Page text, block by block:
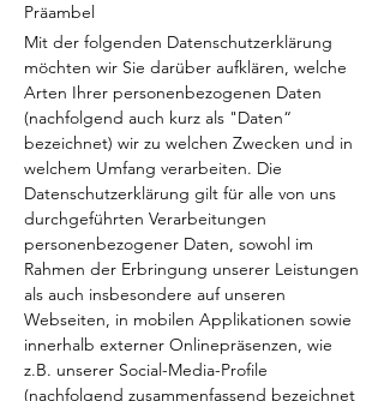
Präambel
Mit der folgenden Datenschutzerklärung
möchten wir Sie darüber aufklären, welche
Arten Ihrer personenbezogenen Daten
(nachfolgend auch kurz als "Daten“
bezeichnet) wir zu welchen Zwecken und in
welchem Umfang verarbeiten. Die
Datenschutzerklärung gilt für alle von uns
durchgeführten Verarbeitungen
personenbezogener Daten, sowohl im
Rahmen der Erbringung unserer Leistungen
als auch insbesondere auf unseren
Webseiten, in mobilen Applikationen sowie
innerhalb externer Onlinepräsenzen, wie
z.B. unserer Social-Media-Profile
(nachfolgend zusammenfassend bezeichnet